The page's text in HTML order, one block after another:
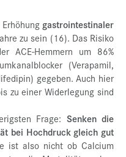
gastrointestinaler
zu sein (16). Das Risiko
ACE-Hemmern um 86%
(Verapamil,
gegeben. Auch hier
zu einer Widerlegung sind
Frage: Senken die
bei Hochdruck gleich gut
ist also nicht ob Calcium